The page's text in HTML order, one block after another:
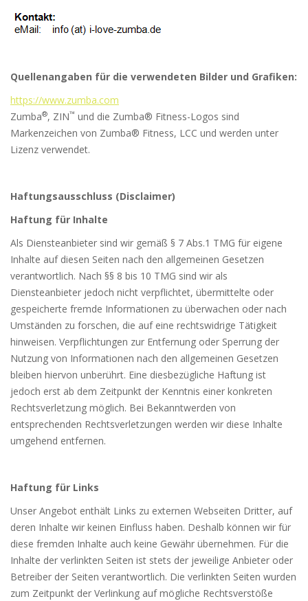
Quellenangaben für die verwendeten Bilder und Grafiken:
https://www.zumba.com
Zumba®, ZIN™ und die Zumba® Fitness-Logos sind
Markenzeichen von Zumba® Fitness, LCC und werden unter
Lizenz verwendet.
Haftungsausschluss (Disclaimer)
Haftung für Inhalte
Als Diensteanbieter sind wir gemäß § 7 Abs.1 TMG für eigene
Inhalte auf diesen Seiten nach den allgemeinen Gesetzen
verantwortlich. Nach §§ 8 bis 10 TMG sind wir als
Diensteanbieter jedoch nicht verpflichtet, übermittelte oder
gespeicherte fremde Informationen zu überwachen oder nach
Umständen zu forschen, die auf eine rechtswidrige Tätigkeit
hinweisen. Verpflichtungen zur Entfernung oder Sperrung der
Nutzung von Informationen nach den allgemeinen Gesetzen
bleiben hiervon unberührt. Eine diesbezügliche Haftung ist
jedoch erst ab dem Zeitpunkt der Kenntnis einer konkreten
Rechtsverletzung möglich. Bei Bekanntwerden von
entsprechenden Rechtsverletzungen werden wir diese Inhalte
umgehend entfernen.
Haftung für Links
Unser Angebot enthält Links zu externen Webseiten Dritter, auf
deren Inhalte wir keinen Einfluss haben. Deshalb können wir für
diese fremden Inhalte auch keine Gewähr übernehmen. Für die
Inhalte der verlinkten Seiten ist stets der jeweilige Anbieter oder
Betreiber der Seiten verantwortlich. Die verlinkten Seiten wurden
zum Zeitpunkt der Verlinkung auf mögliche Rechtsverstöße